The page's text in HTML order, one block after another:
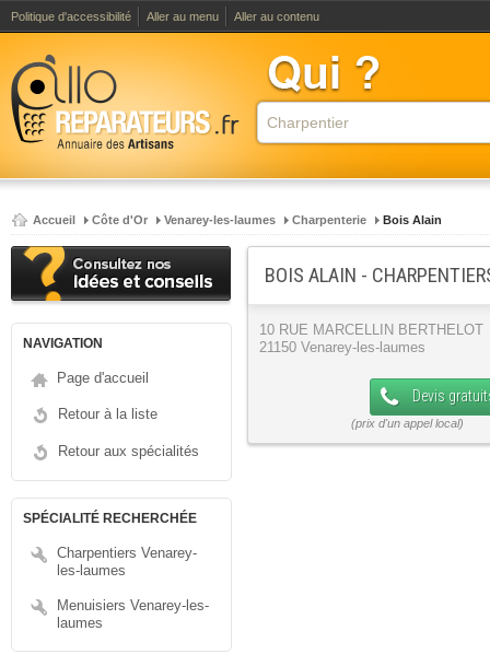
Politique d'accessibilité Aller au menu Aller au contenu
Accueil Côte d'Or Venarey-les-laumes Charpenterie Bois Alain
NAVIGATION
Page d'accueil
Retour à la liste
Retour aux spécialités
SPÉCIALITÉ RECHERCHÉE
Charpentiers Venarey-
les-laumes
Menuisiers Venarey-les-
laumes
BOIS ALAIN -
10 RUE MARCELLIN BERTHELOT
21150 Venarey-les-laumes
Devis